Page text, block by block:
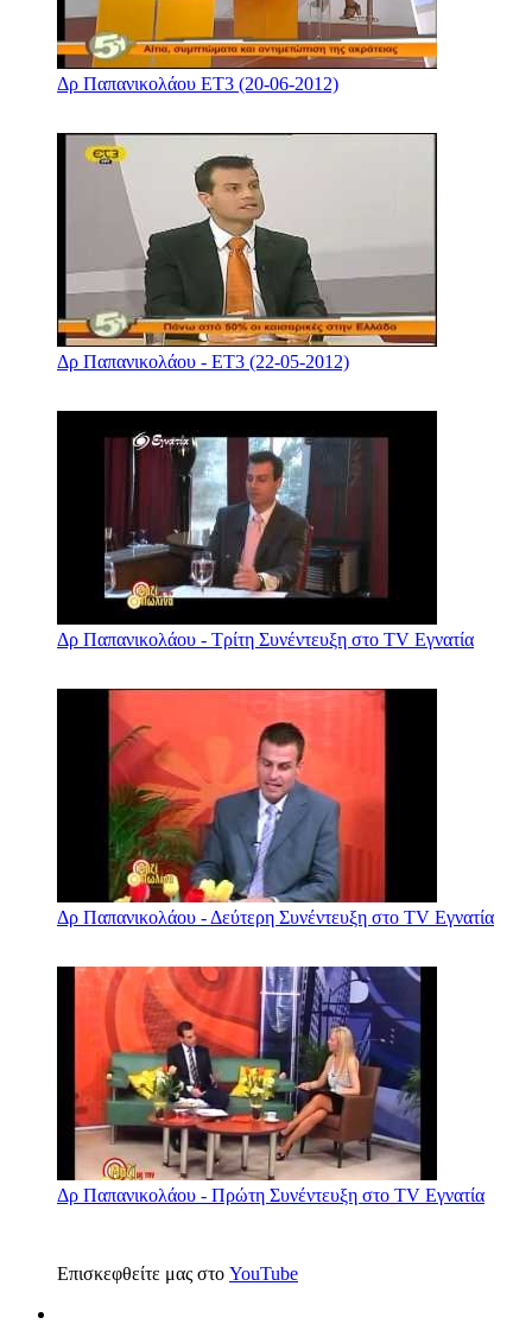
Δρ Παπανικολάου ΕΤ3 (20-06-2012)
Δρ Παπανικολάου - ΕΤ3 (22-05-2012)
Δρ Παπανικολάου - Τρίτη Συνέντευξη στο TV Εγνατία
Δρ Παπανικολάου - Δεύτερη Συνέντευξη στο TV Εγνατία
Δρ Παπανικολάου - Πρώτη Συνέντευξη στο TV Εγνατία
Επισκεφθείτε μας στο YouTube